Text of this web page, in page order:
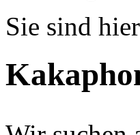
Sie sind